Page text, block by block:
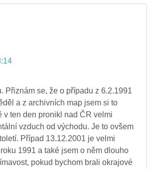
Přiznám se, že o případu z 6.2.1991
a z archivních map jsem si to
v ten den pronikl nad ČR velmi
vzduch od východu. Je to ovšem
Případ 13.12.2001 je velmi
1991 a také jsem o něm dlouho
pokud bychom brali okrajové